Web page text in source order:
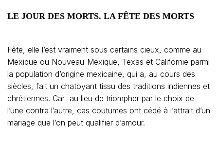
LE JOUR DES MORTS. LA FÊTE DES MORTS
Fête, elle l’est vraiment sous certains cieux, comme au
Mexique ou Nouveau-Mexique, Texas et Californie parmi
la population d’origine mexicaine, qui a, au cours des
siècles, fait un chatoyant tissu des traditions indiennes et
chrétiennes. Car au lieu de triompher par le choix de
l’une contre l’autre, ces coutumes ont cédé à l’attrait d’un
mariage que l’on peut qualifier d’amour.